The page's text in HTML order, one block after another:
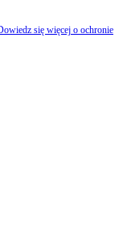
się więcej o ochronie